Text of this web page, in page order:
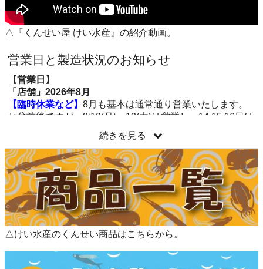
△『くんせい屋 けい水産』の紹介動画。
営業日と製造状況のお知らせ
【営業日】
「店舗」2026年8月
【臨時休業など】 8月も基本は通常通り営業いたします。
お盆前後ですが、8/10(月)～13(木)は営業し、14.15.16日は
お休みとさせて頂きます。8/17(月)からは通常通りの営業
となります。【通常との変更点】8/11は祝日でも営業。
8/14(金)は休業です。「8/1記入」
【通常の営業時間】9時から17時30分まで
【定休日】：土曜・日曜・祝日
【製造状況】
数か月間、売り切れになっていた「アオリイカくんせい」
が今季も水揚げがあり、製造ができました！ぜひご利用く
ださい(^^)/ 他の魚種も製造しています。店舗では、トビ
ウオ、トビウオハーブ燻製、シイラ、ゴマサバ、ムロア
ジ、オーク樽燻しロウニンアジなどご用意しております
続きを見る
△けい水産のくんせい商品はこちらから。